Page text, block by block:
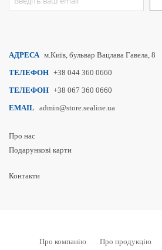
АДРЕСА м.Київ, бульвар Вацлава Гавела, 8
ТЕЛЕФОН +38 044 360 0660
ТЕЛЕФОН +38 067 360 0660
EMAIL admin@store.sealine.ua
Про нас
Подарункові карти
Контакти
Про компанію Про продукцію